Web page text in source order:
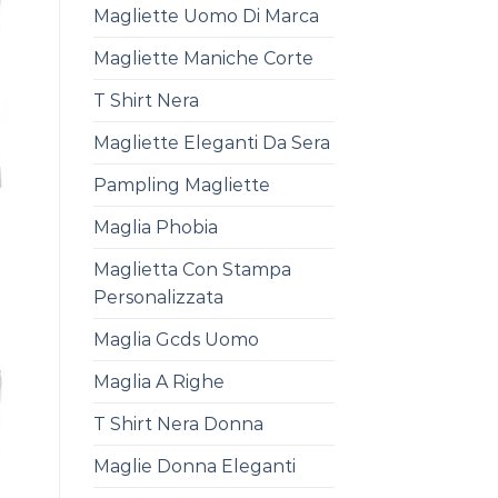
Magliette Uomo Di Marca
Magliette Maniche Corte
T Shirt Nera
Magliette Eleganti Da Sera
Pampling Magliette
Maglia Phobia
Maglietta Con Stampa
Personalizzata
Maglia Gcds Uomo
Maglia A Righe
T Shirt Nera Donna
Maglie Donna Eleganti